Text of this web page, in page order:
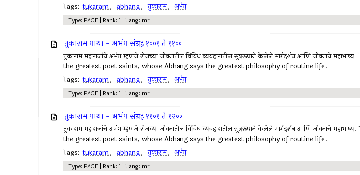
Tags: tukaram, abhang, तुकाराम, अभंग
Type: PAGE | Rank: 1 | Lang: mr
तुकाराम गाथा - अभंग संग्रह १००१ ते ११००
तुकाराम महाराजांचे अभंग म्हणजे रोजच्या जीवनातील विविध व्यवहारातील सुत्ररूपाने केलेले मार्गदर्शन आणि जीवनाचे
the greatest poet saints, whose Abhang says the greatest philosophy of routine life.
Tags: tukaram, abhang, तुकाराम, अभंग
Type: PAGE | Rank: 1 | Lang: mr
तुकाराम गाथा - अभंग संग्रह ११०१ ते १२००
तुकाराम महाराजांचे अभंग म्हणजे रोजच्या जीवनातील विविध व्यवहारातील सुत्ररूपाने केलेले मार्गदर्शन आणि जीवनाचे
the greatest poet saints, whose Abhang says the greatest philosophy of routine life.
Tags: tukaram, abhang, तुकाराम, अभंग
Type: PAGE | Rank: 1 | Lang: mr